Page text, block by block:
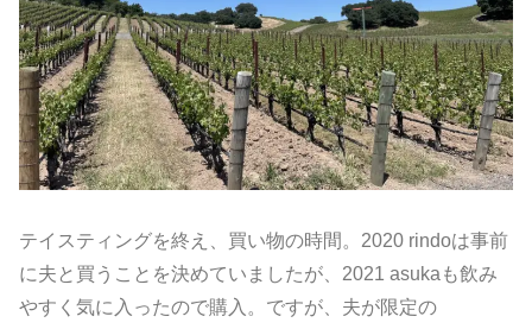
テイスティングを終え、買い物の時間。2020 rindoは事前
に夫と買うことを決めていましたが、2021 asukaも飲み
やすく気に入ったので購入。ですが、夫が限定の